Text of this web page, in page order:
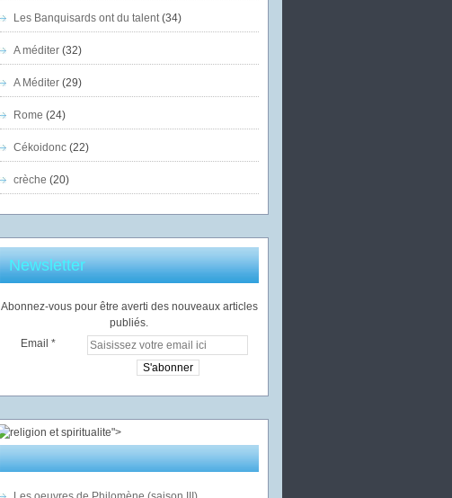
Les Banquisards ont du talent(34)
A méditer(32)
A Méditer(29)
Rome (24)
Cékoidonc(22)
crèche (20)
Newsletter
Abonnez-vous pour être averti des nouveaux articles
publiés.
Email
">